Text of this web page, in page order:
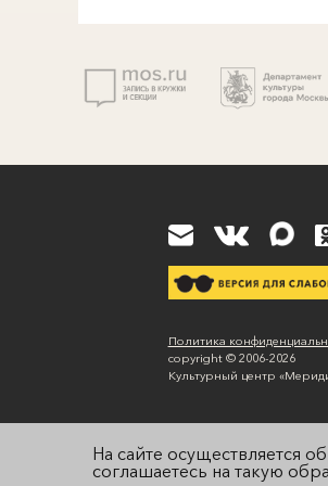
Политика
copyright © 2006-2026
Культурный центр «
На сайте осуществляется
соглашаетесь на такую